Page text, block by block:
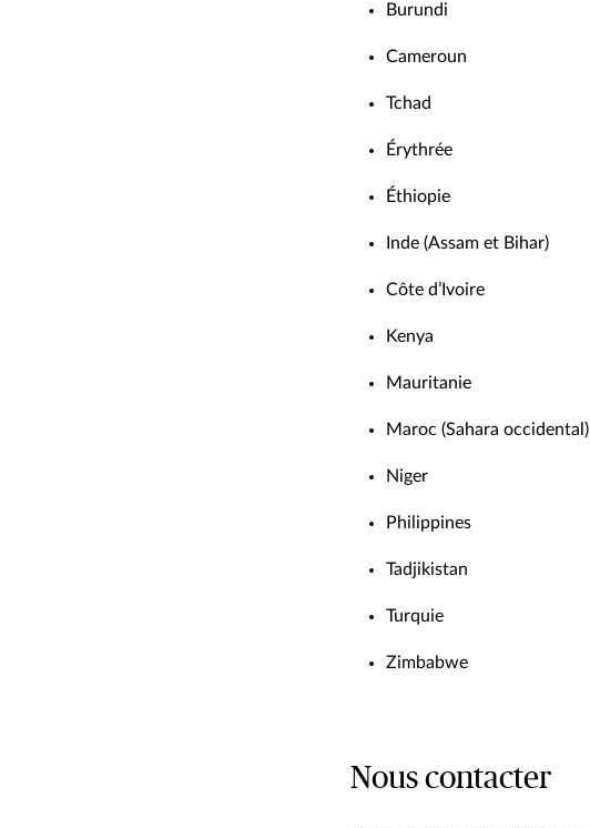
Burundi
Cameroun
Tchad
Érythrée
Éthiopie
Inde (Assam et Bihar)
Côte d’Ivoire
Kenya
Mauritanie
Maroc (Sahara occidental)
Niger
Philippines
Tadjikistan
Turquie
Zimbabwe
Nous contacter